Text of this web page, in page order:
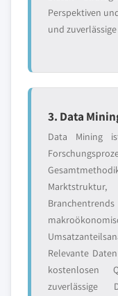
Perspektiven
und
3. Data
Data Mining
Relevante
kostenlosen
zuverlässige